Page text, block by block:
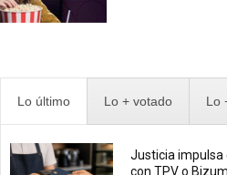
Lo último Lo + votado Lo
Justicia impulsa
con TPV o